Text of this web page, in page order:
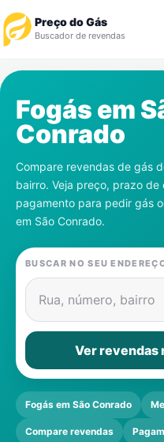
Preço do Gás
Buscador de revendas
Revendedor
Notícias
Cadastre-se
Gás
Contatos
Fogás em
Conrado
Compare revendas de gás
bairro. Veja preço, prazo
pagamento para pedir gás
em São Conrado.
BUSCAR NO SEU
Rua, número, bairro
Ver revendas
Fogás em São Conrado
Compare revendas